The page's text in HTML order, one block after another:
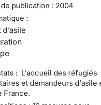
de publication : 2004
:
: L'accueil des réfugiés
et demandeurs d'asile
France.